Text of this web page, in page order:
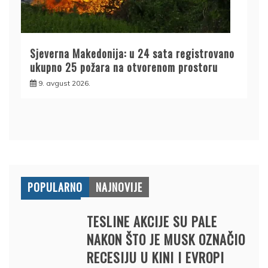
Sjeverna Makedonija: u 24 sata registrovano
ukupno 25 požara na otvorenom prostoru
9. avgust 2026.
POPULARNO NAJNOVIJE
TESLINE AKCIJE SU PALE
NAKON ŠTO JE MUSK OZNAČIO
RECESIJU U KINI I EVROPI